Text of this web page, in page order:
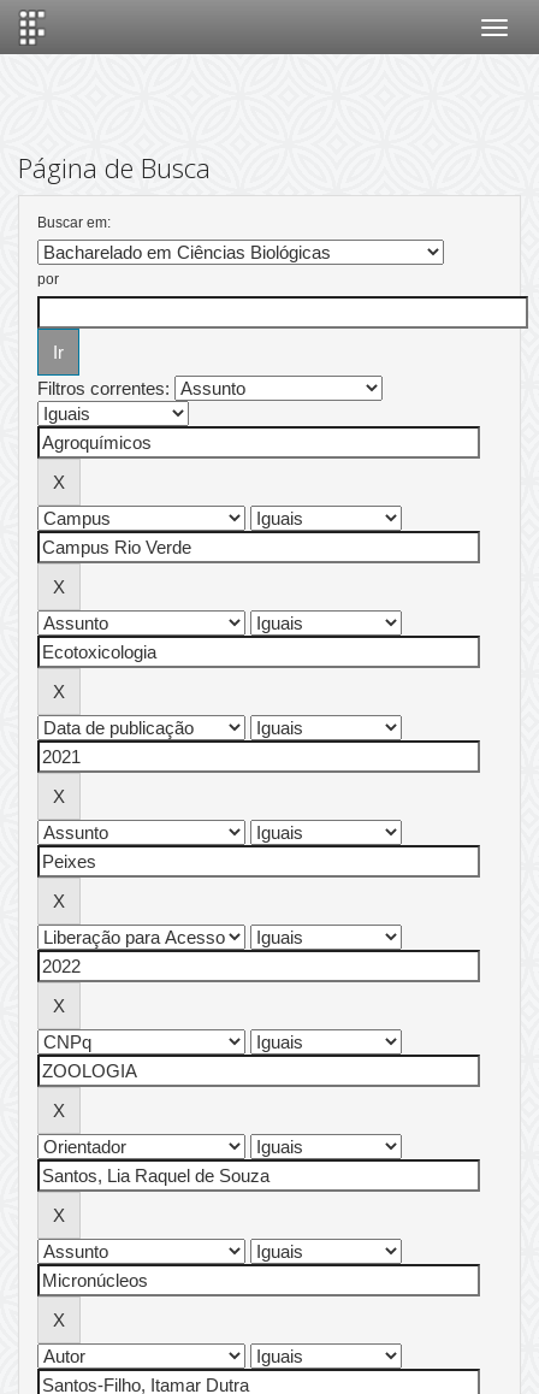
Página de Busca
Buscar em:
por
Filtros correntes: